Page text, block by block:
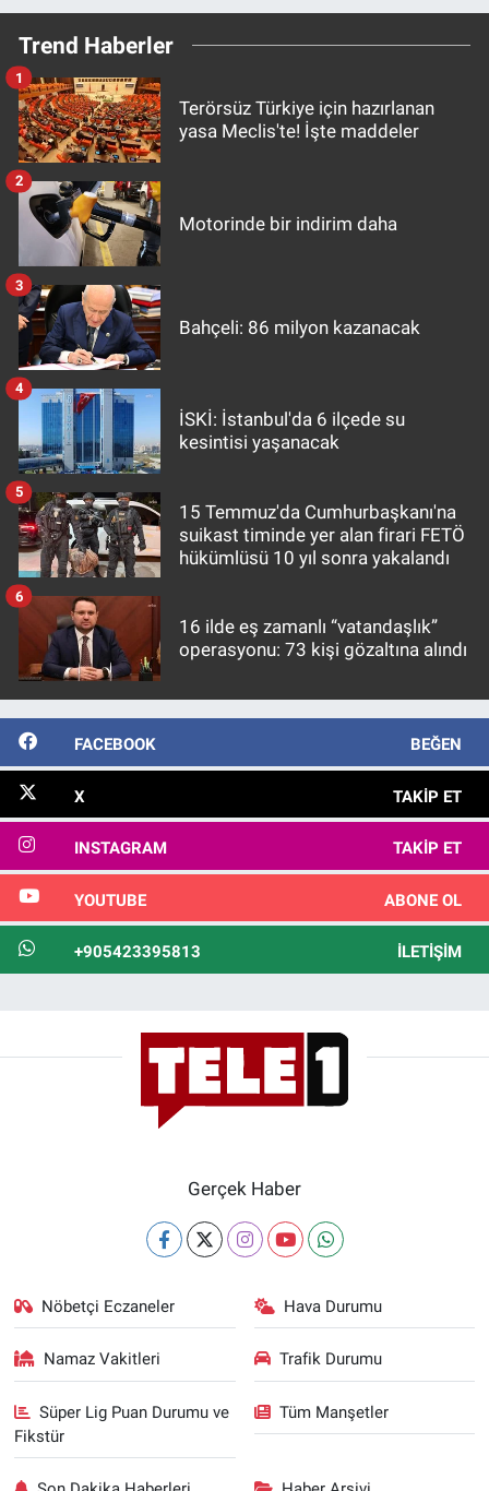
Trend Haberler
Terörsüz Türkiye için hazırlanan
yasa Meclis'te! İşte maddeler
1
Motorinde bir indirim daha
2
Bahçeli: 86 milyon kazanacak
3
İSKİ: İstanbul'da 6 ilçede su
kesintisi yaşanacak
4
15 Temmuz'da Cumhurbaşkanı'na
suikast timinde yer alan firari FETÖ
hükümlüsü 10 yıl sonra yakalandı
5
16 ilde eş zamanlı “vatandaşlık”
operasyonu: 73 kişi gözaltına alındı
6
FACEBOOK BEĞEN
X TAKIP ET
INSTAGRAM TAKIP ET
YOUTUBE ABONE OL
+905423395813 İLETIŞIM
Gerçek Haber
Nöbetçi Eczaneler Hava Durumu
Namaz Vakitleri Trafik Durumu
Süper Lig Puan Durumu ve
Fikstür
Tüm Manşetler